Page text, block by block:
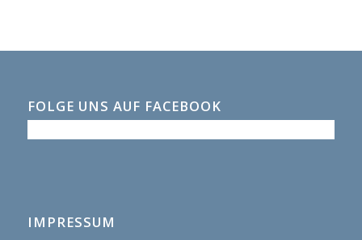
FOLGE UNS AUF FACEBOOK
IMPRESSUM